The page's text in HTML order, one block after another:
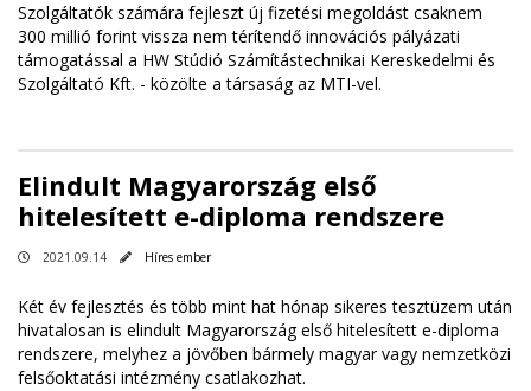
Szolgáltatók számára fejleszt új fizetési megoldást csaknem
300 millió forint vissza nem térítendő innovációs pályázati
támogatással a HW Stúdió Számítástechnikai Kereskedelmi és
Szolgáltató Kft. - közölte a társaság az MTI-vel.
Elindult Magyarország első
hitelesített e-diploma rendszere
2021.09.14 Híres ember
Két év fejlesztés és több mint hat hónap sikeres tesztüzem után
hivatalosan is elindult Magyarország első hitelesített e-diploma
rendszere, melyhez a jövőben bármely magyar vagy nemzetközi
felsőoktatási intézmény csatlakozhat.